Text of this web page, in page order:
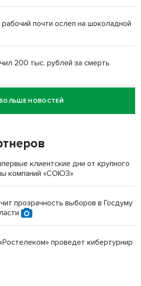
почти ослеп на шоколадной
200 тыс. рублей за смерть
водителя за смерть
БОЛЬШЕ НОВОСТЕЙ
клиентские дни от крупного
компаний «СОЮЗ»
прозрачность выборов в Госдуму
проведет кибертурнир